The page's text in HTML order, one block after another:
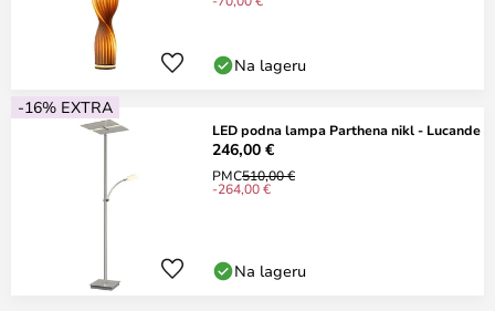
Na lageru
-16% EXTRA
LED podna lampa Parthena nikl - Lucande
246,00 €
PMC510,00 €
-264,00 €
Na lageru